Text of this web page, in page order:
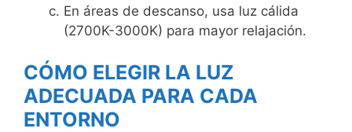
En áreas de descanso, usa luz cálida
(2700K-3000K) para mayor relajación.
CÓMO ELEGIR LA LUZ
ADECUADA PARA CADA
ENTORNO